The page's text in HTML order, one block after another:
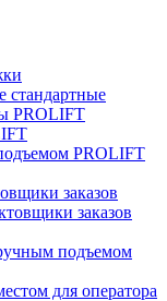
стандартные
PROLIFT
PROLIFT
заказов
заказов
подъемом
для оператора